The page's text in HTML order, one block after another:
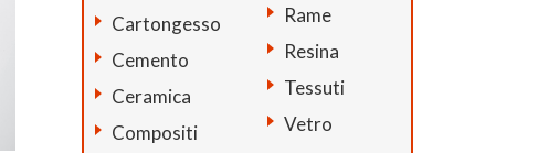
Cartongesso
Cemento
Ceramica
Compositi
Rame
Resina
Tessuti
Vetro